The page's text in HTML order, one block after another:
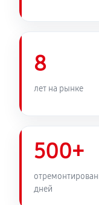
8
лет на рынке
500+
дней